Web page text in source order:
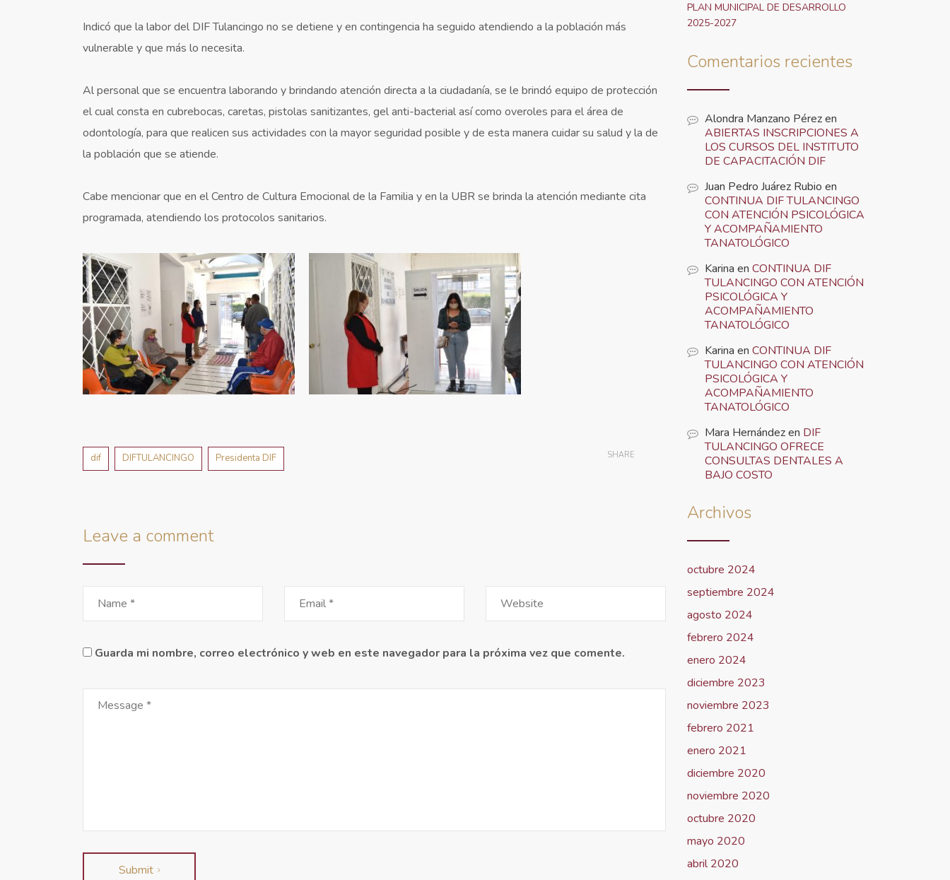
Indicó que la labor del DIF Tulancingo no se detiene y en contingencia ha seguido atendiendo a la población más
vulnerable y que más lo necesita.
Al personal que se encuentra laborando y brindando atención directa a la ciudadanía, se le brindó equipo de protección
el cual consta en cubrebocas, caretas, pistolas sanitizantes, gel anti-bacterial así como overoles para el área de
odontología, para que realicen sus actividades con la mayor seguridad posible y de esta manera cuidar su salud y la de
la población que se atiende.
Cabe mencionar que en el Centro de Cultura Emocional de la Familia y en la UBR se brinda la atención mediante cita
programada, atendiendo los protocolos sanitarios.
dif DIFTULANCINGO Presidenta DIF SHARE
Leave a comment
Guarda mi nombre, correo electrónico y web en este navegador para la próxima vez que comente.
Submit
PLAN MUNICIPAL DE DESARROLLO
2025-2027
Comentarios recientes
Alondra Manzano Pérezen
ABIERTAS INSCRIPCIONES A
LOS CURSOS DEL INSTITUTO
DE CAPACITACIÓN DIF
Juan Pedro Juárez Rubio en
CONTINUA DIF TULANCINGO
CON ATENCIÓN PSICOLÓGICA
Y ACOMPAÑAMIENTO
TANATOLÓGICO
Karina en CONTINUA DIF
TULANCINGO CON ATENCIÓN
PSICOLÓGICA Y
ACOMPAÑAMIENTO
TANATOLÓGICO
Karina en CONTINUA DIF
TULANCINGO CON ATENCIÓN
PSICOLÓGICA Y
ACOMPAÑAMIENTO
TANATOLÓGICO
Mara Hernándezen DIF
TULANCINGO OFRECE
CONSULTAS DENTALES A
BAJO COSTO
Archivos
octubre 2024
septiembre 2024
agosto 2024
febrero 2024
enero 2024
diciembre 2023
noviembre 2023
febrero 2021
enero 2021
diciembre 2020
noviembre 2020
octubre 2020
mayo 2020
abril 2020